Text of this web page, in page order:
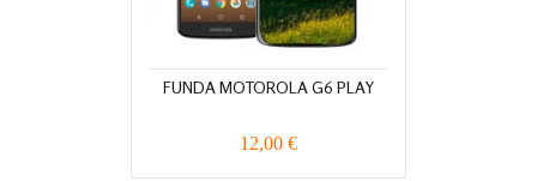
FUNDA MOTOROLA G6 PLAY
12,00 €